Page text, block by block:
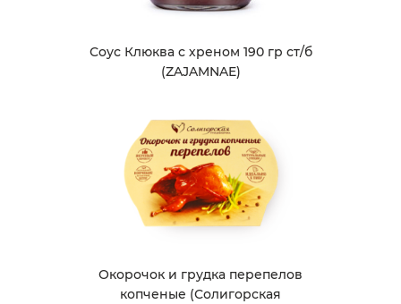
Соус Клюква с хреном 190 гр ст/б
(ZAJAMNAE)
Окорочок и грудка перепелов
копченые (Солигорская